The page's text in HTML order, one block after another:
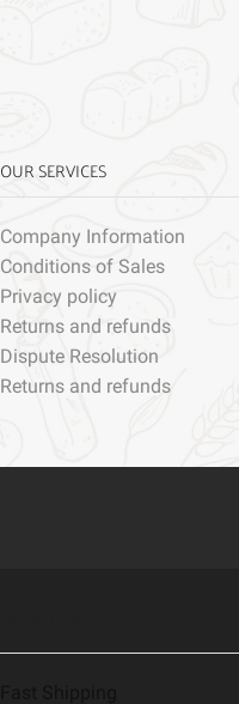
OUR SERVICES
Company Information
Conditions of Sales
Privacy policy
Returns and refunds
Dispute Resolution
Returns and refunds